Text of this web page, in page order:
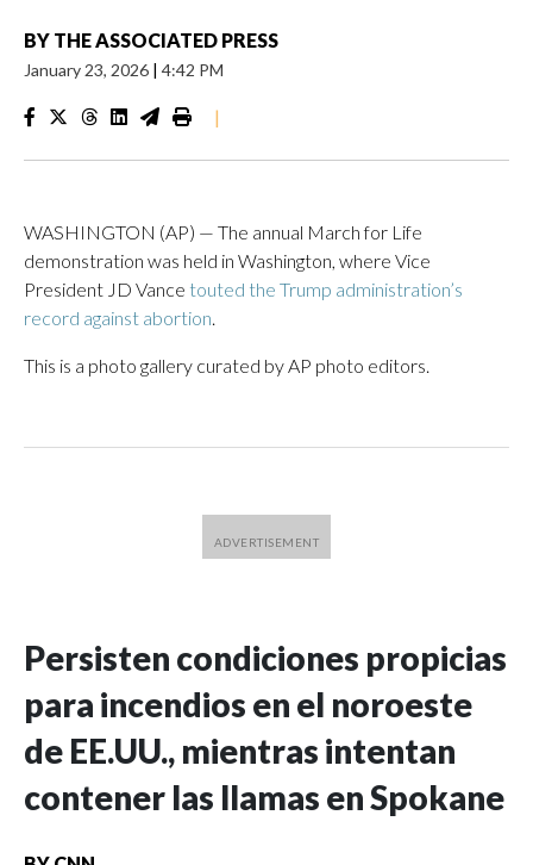
BY THE ASSOCIATED PRESS
January 23, 2026 | 4:42 PM
|
WASHINGTON (AP) — The annual March for Life
demonstration was held in Washington, where Vice
President JD Vance touted the Trump administration’s
record against abortion.
This is a photo gallery curated by AP photo editors.
Persisten condiciones propicias
para incendios en el noroeste
de EE.UU., mientras intentan
contener las llamas en Spokane